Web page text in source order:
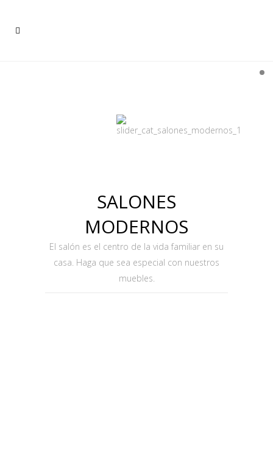
SALONES
MODERNOS
El salón es el centro de la vida familiar en su
casa. Haga que sea especial con nuestros
muebles.